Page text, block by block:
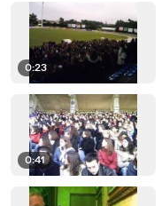
0:23
0:41